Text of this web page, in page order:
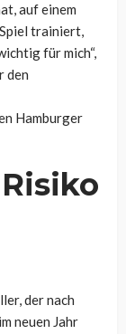
auf einem
trainiert,
für mich“,
den
Hamburger
der nach
neuen Jahr